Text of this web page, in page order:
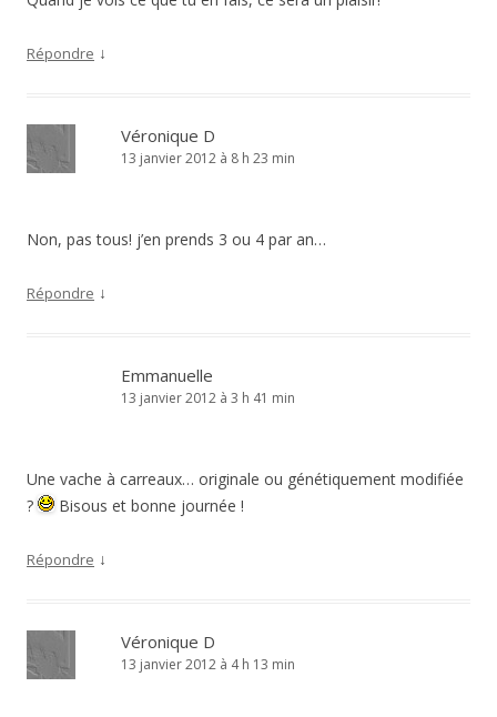
Répondre ↓
Véronique D
13 janvier 2012 à 8 h 23 min
Non, pas tous! j’en prends 3 ou 4 par an…
Répondre ↓
Emmanuelle
13 janvier 2012 à 3 h 41 min
Une vache à carreaux… originale ou génétiquement modifiée
?
Bisous et bonne journée !
Répondre ↓
Véronique D
13 janvier 2012 à 4 h 13 min